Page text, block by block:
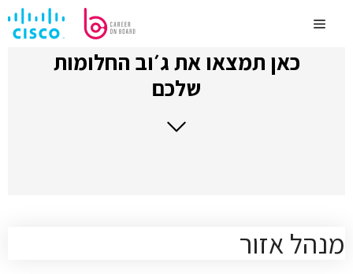
לתוכןMenu
כאן תמצאו את ג׳וב החלומות
שלכם
מנהל אזור